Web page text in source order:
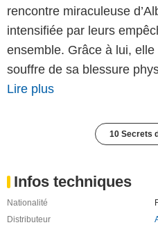
rencontre miraculeuse
intensifiée par leurs
ensemble. Grâce à lui,
souffre de sa blessure
Lire plus
10 Secrets
Infos techniques
Nationalité
Distributeur